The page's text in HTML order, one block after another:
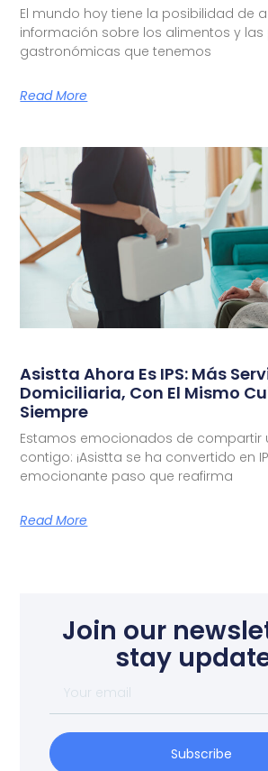
El mundo hoy tiene la posibilidad de
información sobre los alimentos y
gastronómicas que tenemos
Read More
Asistta Ahora Es IPS: Más
Domiciliaria, Con El Mismo
Siempre
Estamos emocionados de compartir
contigo: ¡Asistta se ha convertido en
emocionante paso que reafirma
Read More
Join our
stay
Subscribe